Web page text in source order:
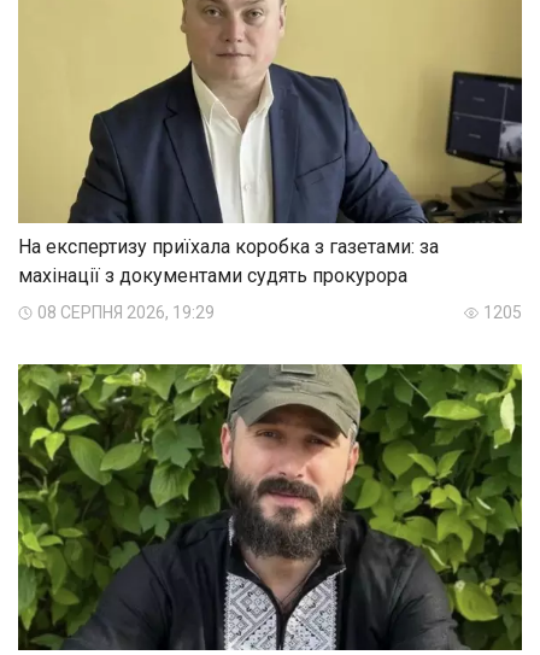
На експертизу приїхала коробка з газетами: за
махінації з документами судять прокурора
08 СЕРПНЯ 2026, 19:29 1205